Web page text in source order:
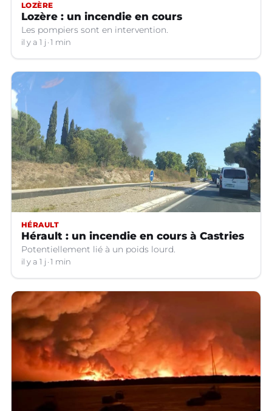
LOZÈRE
Lozère : un incendie en cours
Les pompiers sont en intervention.
il y a 1 j 1 min
HÉRAULT
Hérault : un incendie en cours à Castries
Potentiellement lié à un poids lourd.
il y a 1 j 1 min